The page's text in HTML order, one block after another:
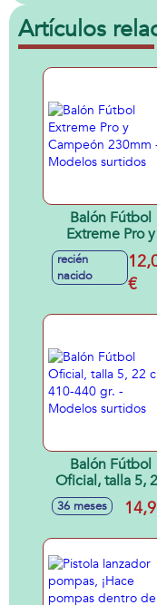
Artículos
Balón Fútbol
Extreme Pro y
Campeón
Modelos
recién
nacido
€
Balón Fútbol
Oficial, talla 5,
cm, 410-440
Modelos
36 meses